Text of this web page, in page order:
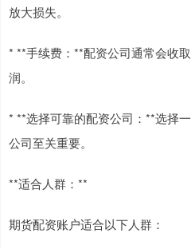
放大损失。
* **手续费：**配资公司通常会收
润。
* **选择可靠的配资公司：**选择
公司至关重要。
**适合人群：**
期货配资账户适合以下人群：